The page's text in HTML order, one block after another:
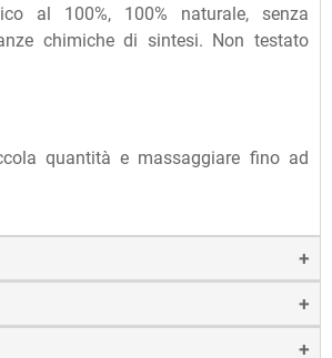
al 100%, 100% naturale, senza
chimiche di sintesi. Non testato
quantità e massaggiare fino ad
avviene entro 24 ore dall'ordine